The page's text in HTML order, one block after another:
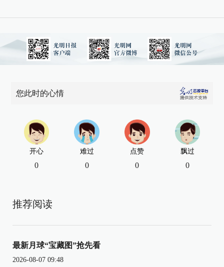
您此时的心情
开心
0
难过
0
点赞
0
飘过
0
推荐阅读
最新月球“宝藏图”抢先看
2026-08-07 09:48